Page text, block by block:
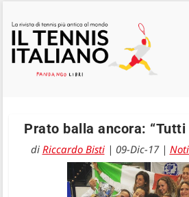
Prato balla ancora: “Tutti
di Riccardo Bisti| 09-Dic-17|